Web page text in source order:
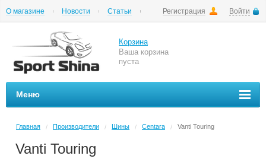
Регистрация Войти
О магазине Новости
Статьи
Корзина
Ваша корзина
пуста
Меню
Главная / Производители / Шины / Centara / Vanti Touring
Vanti Touring